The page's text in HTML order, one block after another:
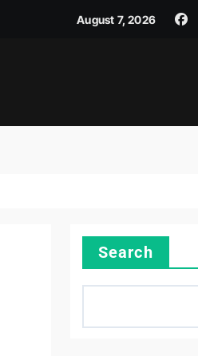
August 7, 2026
Search